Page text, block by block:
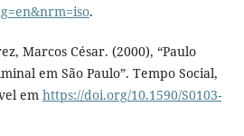
.
Marcos César. (2000), “Paulo
em São Paulo”. Tempo Social,
em https://doi.org/10.1590/S0103-